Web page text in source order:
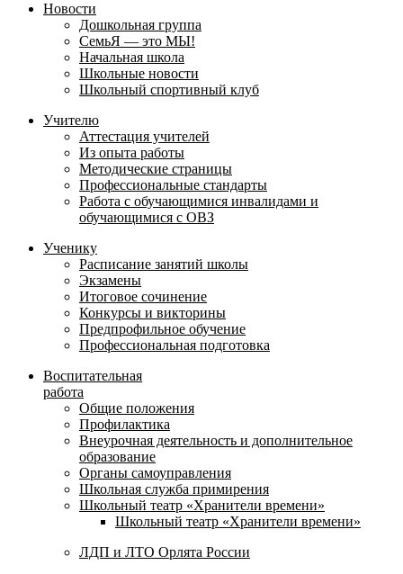
Новости
Дошкольная группа
СемьЯ — это МЫ!
Начальная школа
Школьные новости
Школьный спортивный клуб
Учителю
Аттестация учителей
Из опыта работы
Методические страницы
Профессиональные стандарты
Работа с обучающимися инвалидами и
обучающимися с ОВЗ
Ученику
Расписание занятий школы
Экзамены
Итоговое сочинение
Конкурсы и викторины
Предпрофильное обучение
Профессиональная подготовка
Воспитательная
работа
Общие положения
Профилактика
Внеурочная деятельность и дополнительное
образование
Органы самоуправления
Школьная служба примирения
Школьный театр «Хранители времени»
Школьный театр «Хранители времени»
ЛДП и ЛТО Орлята России